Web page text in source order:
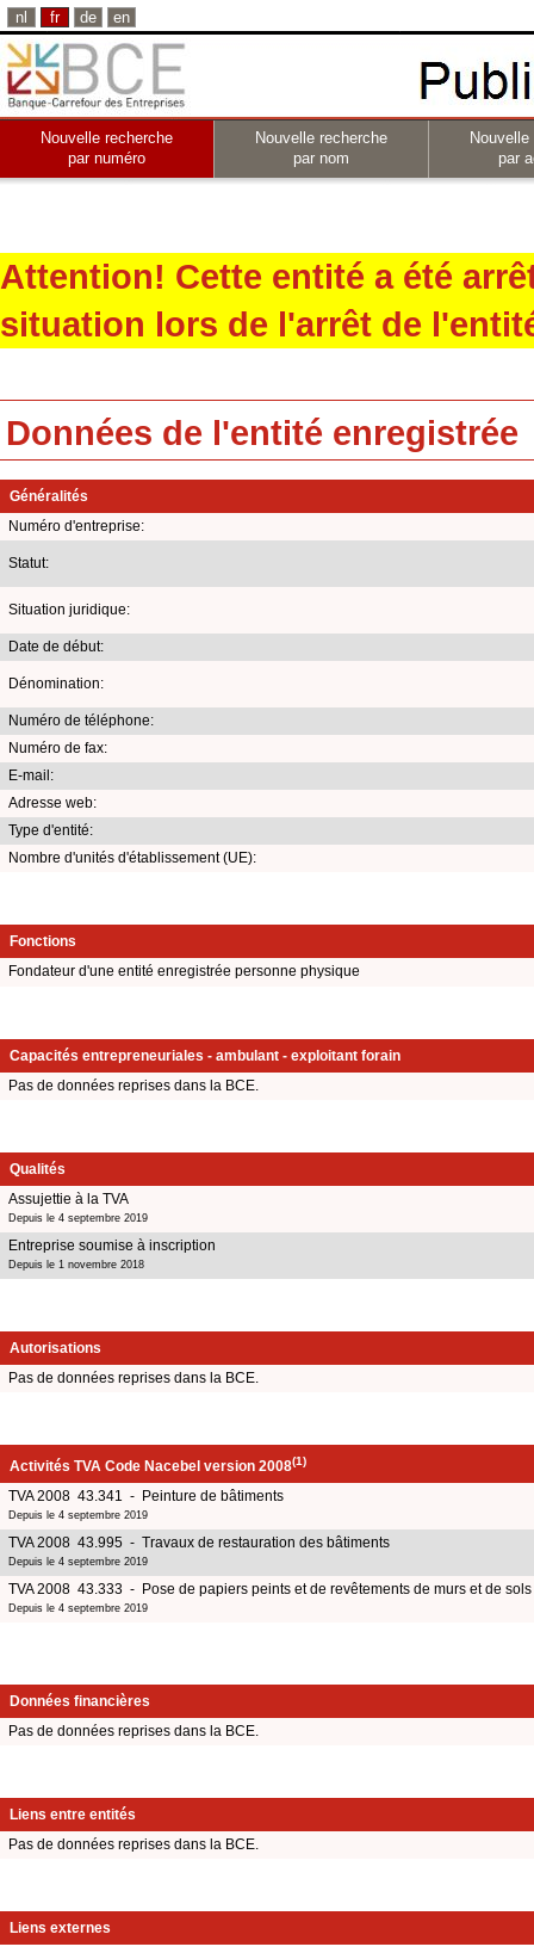
nl fr de en
Nouvelle recherche
par numéro
Nouvelle recherche
par nom
par
Attention! Cette entité a été
situation lors de l'arrêt de
Données de l'entité enregistrée
Généralités
Numéro d'entreprise:
Statut:
Situation juridique:
Date de début:
Dénomination:
Numéro de téléphone:
Numéro de fax:
E-mail:
Adresse web:
Type d'entité:
Nombre d'unités d'établissement (UE):
Fonctions
Fondateur d'une entité enregistrée personne physique
Capacités entrepreneuriales - ambulant - exploitant forain
Pas de données reprises dans la BCE.
Qualités
Assujettie à la TVA
Depuis le 4 septembre 2019
Entreprise soumise à inscription
Depuis le 1 novembre 2018
Autorisations
Pas de données reprises dans la BCE.
Activités TVA Code Nacebel version 2008(1)
TVA 2008 43.341 - Peinture de bâtiments
Depuis le 4 septembre 2019
TVA 2008 43.995 - Travaux de restauration des bâtiments
Depuis le 4 septembre 2019
TVA 2008 43.333 - Pose de papiers peints et de revêtements de murs et de
Depuis le 4 septembre 2019
Données financières
Pas de données reprises dans la BCE.
Liens entre entités
Pas de données reprises dans la BCE.
Liens externes